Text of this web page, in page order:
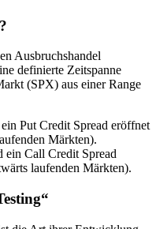
Ausbruchshandel
definierte Zeitspanne
(SPX) aus einer Range
Put Credit Spread eröffnet
Märkten).
ein Call Credit Spread
laufenden Märkten).